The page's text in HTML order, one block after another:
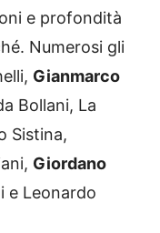
e profondità
Numerosi gli
Gianmarco
Bollani, La
Sistina,
Giordano
e Leonardo